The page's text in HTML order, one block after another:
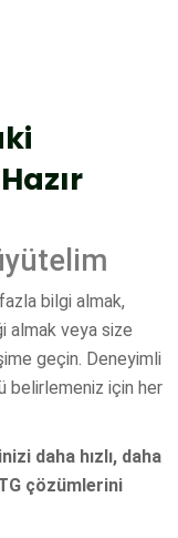
bilgi almak,
almak veya size
geçin. Deneyimli
belirlemeniz için her
daha hızlı, daha
çözümlerini